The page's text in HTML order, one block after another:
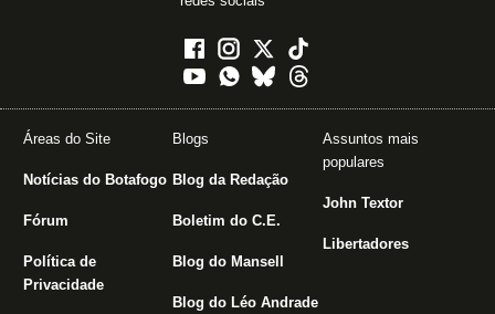
Áreas do Site
Notícias do Botafogo
Fórum
Política de
Privacidade
Blogs
Blog da Redação
Boletim do C.E.
Blog do Mansell
Blog do Léo Andrade
Assuntos mais
populares
John Textor
Libertadores